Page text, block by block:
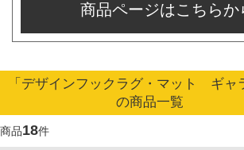
商品ページはこちらか
「デザインフックラグ・マット ギャ
の商品一覧
商品18件